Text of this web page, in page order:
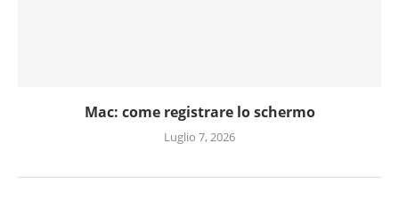
Mac: come registrare lo schermo
Luglio 7, 2026